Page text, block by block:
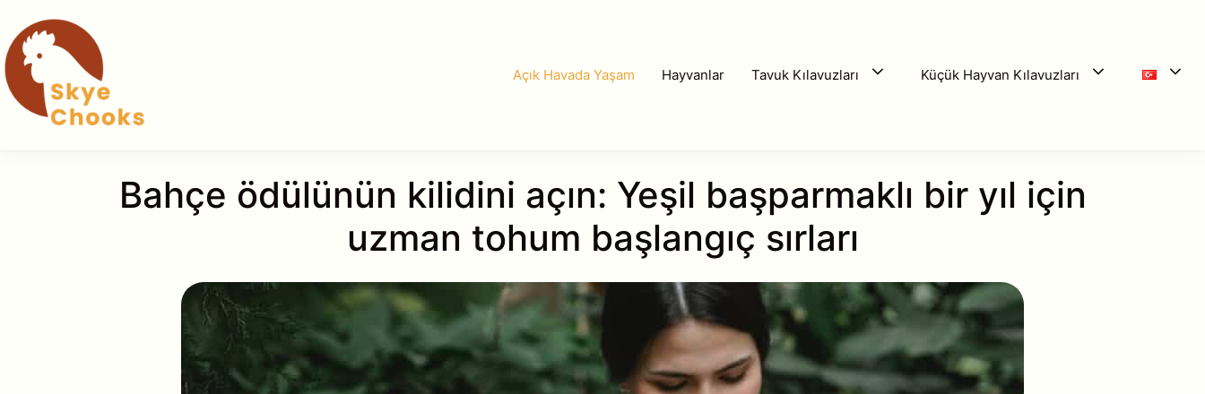
atla
Açık Havada Yaşam Hayvanlar Tavuk Kılavuzları Küçük Hayvan Kılavuzları
Bahçe ödülünün kilidini açın: Yeşil başparmaklı bir yıl için
uzman tohum başlangıç ​​sırları